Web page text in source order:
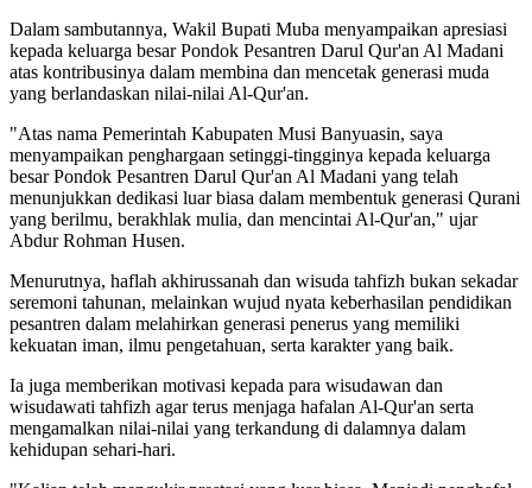
Dalam sambutannya, Wakil Bupati Muba menyampaikan apresiasi
kepada keluarga besar Pondok Pesantren Darul Qur'an Al Madani
atas kontribusinya dalam membina dan mencetak generasi muda
yang berlandaskan nilai-nilai Al-Qur'an.
"Atas nama Pemerintah Kabupaten Musi Banyuasin, saya
menyampaikan penghargaan setinggi-tingginya kepada keluarga
besar Pondok Pesantren Darul Qur'an Al Madani yang telah
menunjukkan dedikasi luar biasa dalam membentuk generasi Qurani
yang berilmu, berakhlak mulia, dan mencintai Al-Qur'an," ujar
Abdur Rohman Husen.
Menurutnya, haflah akhirussanah dan wisuda tahfizh bukan sekadar
seremoni tahunan, melainkan wujud nyata keberhasilan pendidikan
pesantren dalam melahirkan generasi penerus yang memiliki
kekuatan iman, ilmu pengetahuan, serta karakter yang baik.
Ia juga memberikan motivasi kepada para wisudawan dan
wisudawati tahfizh agar terus menjaga hafalan Al-Qur'an serta
mengamalkan nilai-nilai yang terkandung di dalamnya dalam
kehidupan sehari-hari.